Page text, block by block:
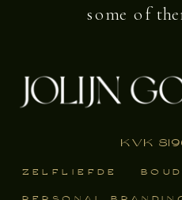
ZELFLIEFDE
some of
KvK